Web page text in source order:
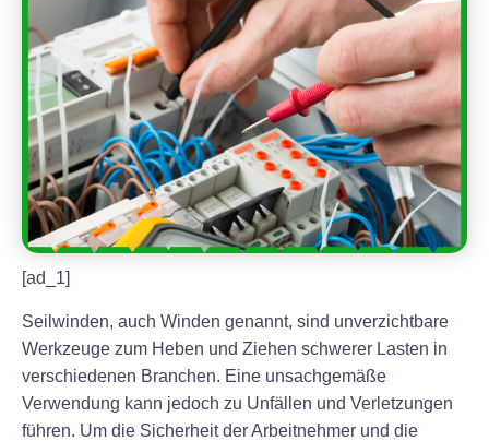
[ad_1]
Seilwinden, auch Winden genannt, sind unverzichtbare
Werkzeuge zum Heben und Ziehen schwerer Lasten in
verschiedenen Branchen. Eine unsachgemäße
Verwendung kann jedoch zu Unfällen und Verletzungen
führen. Um die Sicherheit der Arbeitnehmer und die